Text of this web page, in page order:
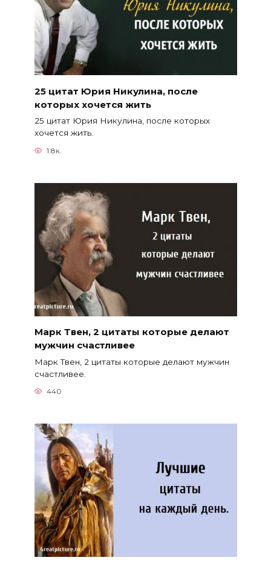
25 цитат Юрия Никулина, после
которых хочется жить
25 цитат Юрия Никулина, после которых
хочется жить.
1.8к.
Марк Твен, 2 цитаты которые делают
мужчин счастливее
Марк Твен, 2 цитаты которые делают мужчин
счастливее.
440